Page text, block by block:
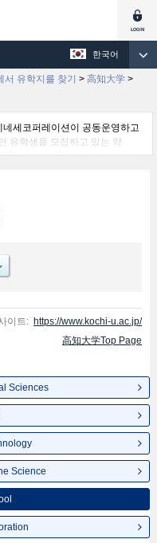
한국어
서 유학지를 찾기 > 高知大学 >
세코퍼레이션이 공동운영하고
유학생을 모집하고 있는 약
학교의 정보를 게재하고 있습니
and Technology 학부및
School 학부및Regional
과 합격자수 등의 입시정보, 시
이트: https://www.kochi-u.ac.jp/
高知大学Top Page
Sciences
Science